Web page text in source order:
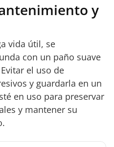
y
vida útil, se
con un paño suave
el uso de
y guardarla en un
en uso para preservar
y mantener su